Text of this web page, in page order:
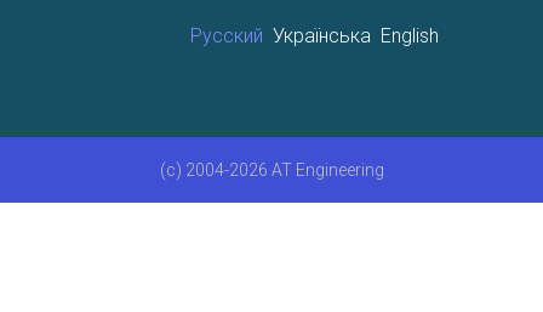
Русский Українська English
(c) 2004-2026 AT Engineering